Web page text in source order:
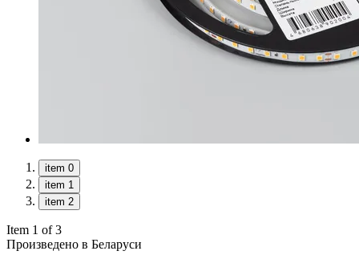
item 0
item 1
item 2
Item 1 of 3
Произведено в Беларуси